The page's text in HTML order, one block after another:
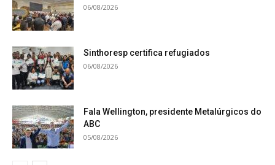
06/08/2026
Sinthoresp certifica refugiados
06/08/2026
Fala Wellington, presidente Metalúrgicos do
ABC
05/08/2026